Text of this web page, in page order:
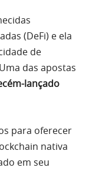
(DeFi) e ela
de
das apostas
lançado
para oferecer
nativa
em seu